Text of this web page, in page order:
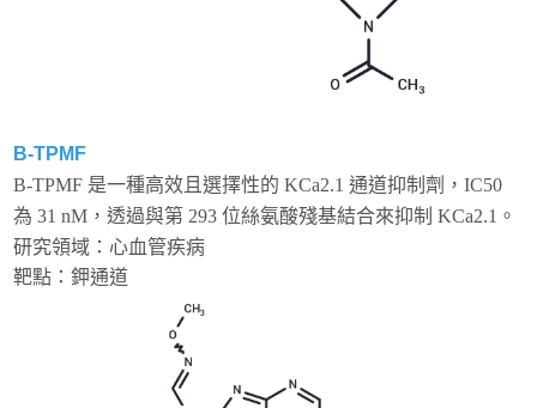
B-TPMF
B-TPMF 是一種高效且選擇性的 KCa2.1 通道抑制劑，IC50
為 31 nM，透過與第 293 位絲氨酸殘基結合來抑制 KCa2.1。
研究領域：心血管疾病
靶點：鉀通道